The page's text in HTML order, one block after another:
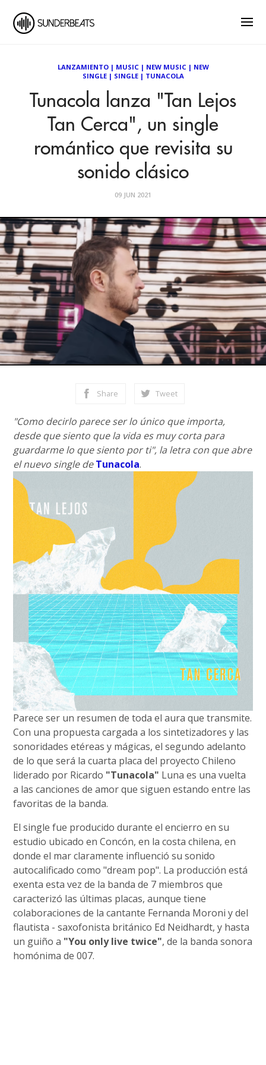
LANZAMIENTO| MUSIC| NEW MUSIC| NEW
SINGLE| SINGLE| TUNACOLA
Tunacola lanza "Tan Lejos
Tan Cerca", un single
romántico que revisita su
sonido clásico
09 JUN 2021
Share Tweet
"Como decirlo parece ser lo único que importa,
desde que siento que la vida es muy corta para
guardarme lo que siento por ti", la letra con que abre
el nuevo single de Tunacola.
Parece ser un resumen de toda el aura que transmite.
Con una propuesta cargada a los sintetizadores y las
sonoridades etéreas y mágicas, el segundo adelanto
de lo que será la cuarta placa del proyecto Chileno
liderado por Ricardo "Tunacola" Luna es una vuelta
a las canciones de amor que siguen estando entre las
favoritas de la banda.
El single fue producido durante el encierro en su
estudio ubicado en Concón, en la costa chilena, en
donde el mar claramente influenció su sonido
autocalificado como "dream pop". La producción está
exenta esta vez de la banda de 7 miembros que
caracterizó las últimas placas, aunque tiene
colaboraciones de la cantante Fernanda Moroni y del
flautista - saxofonista británico Ed Neidhardt, y hasta
un guiño a "You only live twice", de la banda sonora
homónima de 007.